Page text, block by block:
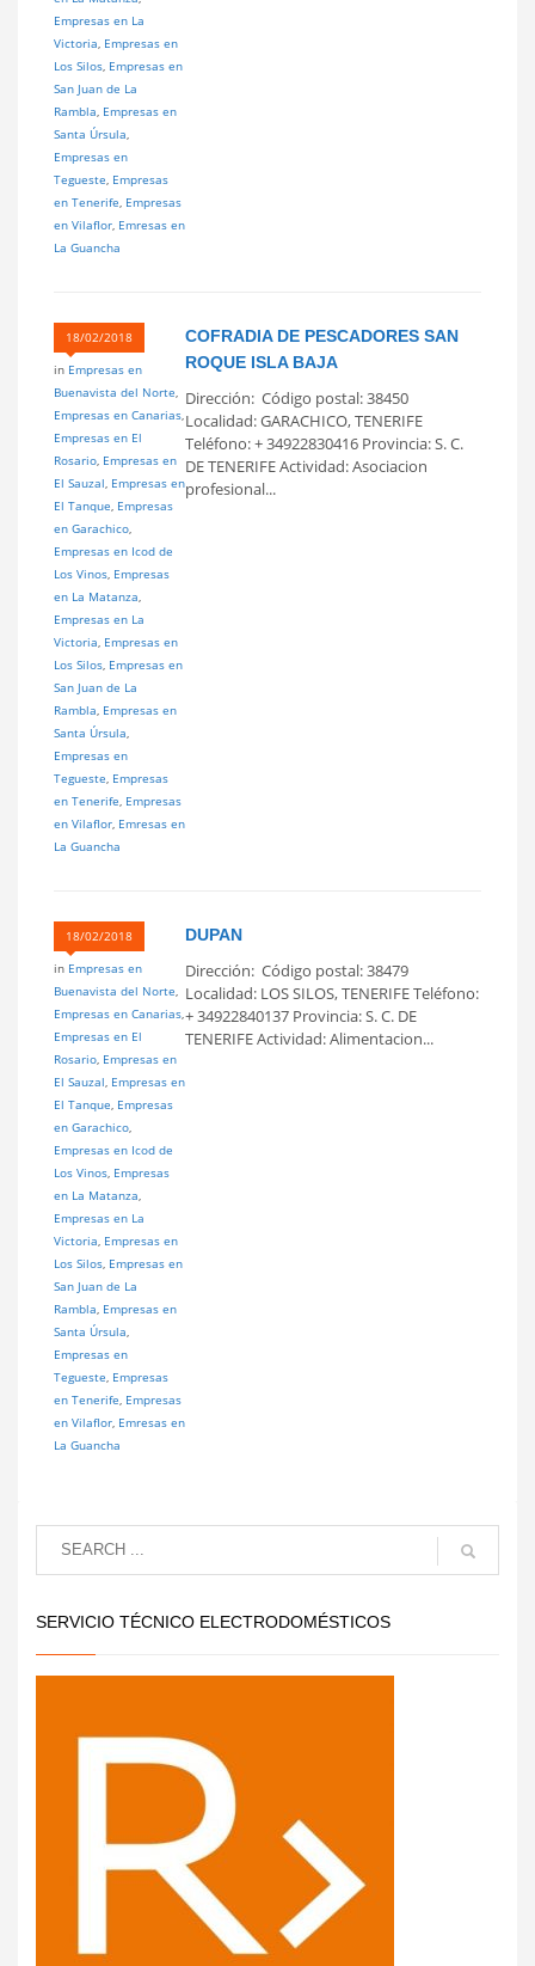
Empresas en La
Victoria, Empresas en
Los Silos, Empresas en
San Juan de La
Rambla, Empresas en
Santa Úrsula,
Empresas en
Tegueste, Empresas
en Tenerife, Empresas
en Vilaflor, Emresas en
La Guancha
18/02/2018
in Empresas en
Buenavista del Norte,
Empresas en Canarias,
Empresas en El
Rosario, Empresas en
El Sauzal, Empresas en
El Tanque, Empresas
en Garachico,
Empresas en Icod de
Los Vinos, Empresas
en La Matanza,
Empresas en La
Victoria, Empresas en
Los Silos, Empresas en
San Juan de La
Rambla, Empresas en
Santa Úrsula,
Empresas en
Tegueste, Empresas
en Tenerife, Empresas
en Vilaflor, Emresas en
La Guancha
COFRADIA DE PESCADORES SAN
ROQUE ISLA BAJA
Dirección: Código postal: 38450
Localidad: GARACHICO, TENERIFE
Teléfono: + 34922830416 Provincia: S. C.
DE TENERIFE Actividad: Asociacion
profesional...
18/02/2018
in Empresas en
Buenavista del Norte,
Empresas en Canarias,
Empresas en El
Rosario, Empresas en
El Sauzal, Empresas en
El Tanque, Empresas
en Garachico,
Empresas en Icod de
Los Vinos, Empresas
en La Matanza,
Empresas en La
Victoria, Empresas en
Los Silos, Empresas en
San Juan de La
Rambla, Empresas en
Santa Úrsula,
Empresas en
Tegueste, Empresas
en Tenerife, Empresas
en Vilaflor, Emresas en
La Guancha
DUPAN
Dirección: Código postal: 38479
Localidad: LOS SILOS, TENERIFE Teléfono:
+ 34922840137 Provincia: S. C. DE
TENERIFE Actividad: Alimentacion...
SERVICIO TÉCNICO ELECTRODOMÉSTICOS